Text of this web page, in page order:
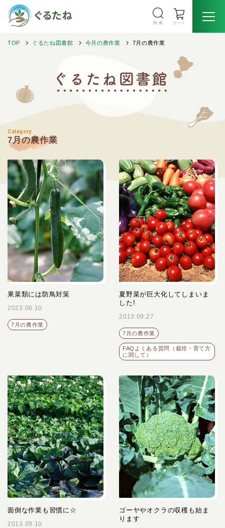
検 索 カート
TOP ぐるたね図書館 今月の農作業 7月の農作業
Category
7月の農作業
果菜類には防鳥対策
2023.06.10
7月の農作業
夏野菜が巨大化してしまいま
した!
2013.09.27
7月の農作業
FAQよくある質問（栽培・育て方
に関して）
面倒な作業も習慣に☆
2013.09.10
ゴーヤやオクラの収穫も始ま
ります